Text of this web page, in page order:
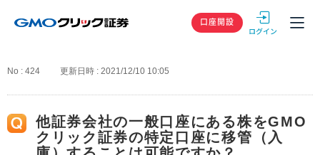
GMOクリック
口座開設
No : 424 更新日時 : 2021/12/10 10:05
他証券会社の一般口座にある株をGMO
クリック証券の特定口座に移管（入